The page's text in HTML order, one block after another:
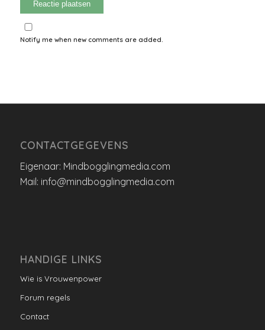
Notify me when new comments are added.
CONTACTGEGEVENS
Eigenaar: Mindbogglingmedia.com
Mail: info@mindbogglingmedia.com
HANDIGE LINKS
Wie is Vrouwenpower
Forum regels
Contact